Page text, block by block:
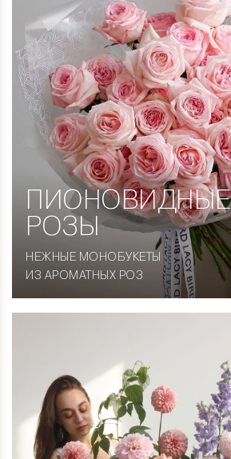
ПИОНОВИДНЫЕ
РОЗЫ
НЕЖНЫЕ МОНОБУКЕТЫ
ИЗ АРОМАТНЫХ РОЗ